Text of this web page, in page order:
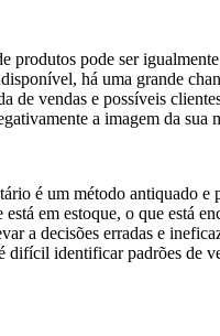
produtos pode ser
há uma grande
de vendas e possíveis
a imagem da sua
é um método antiquado e
em estoque, o que está
a decisões erradas e
difícil identificar padrões de